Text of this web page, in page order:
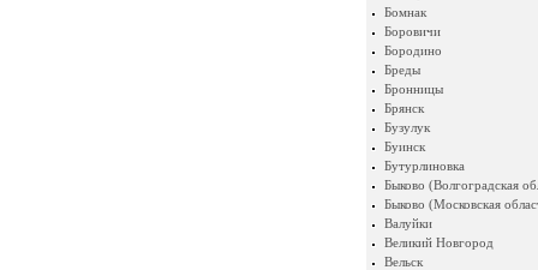
Бомнак
Боровичи
Бородино
Бреды
Бронницы
Брянск
Бузулук
Буинск
Бутурлиновка
Быково (Волгоградская
Быково (Московская
Валуйки
Великий Новгород
Вельск